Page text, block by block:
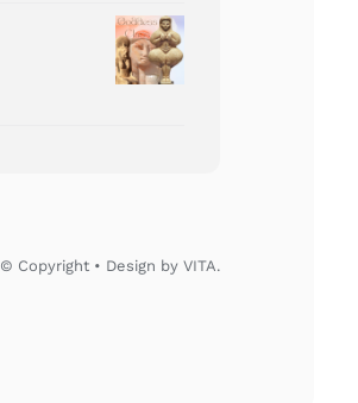
© Copyright • Design by VITA.